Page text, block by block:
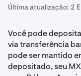
Última atualização: 2
Você pode
via transferência
pode ser mantido
depositado, seu